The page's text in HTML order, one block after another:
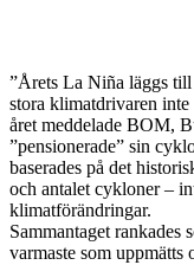
”Årets La Niña läggs till
stora klimatdrivaren inte
året meddelade BOM,
”pensionerade” sin
baserades på det
och antalet cykloner –
klimatförändringar.
Sammantaget rankades
varmaste som uppmätts